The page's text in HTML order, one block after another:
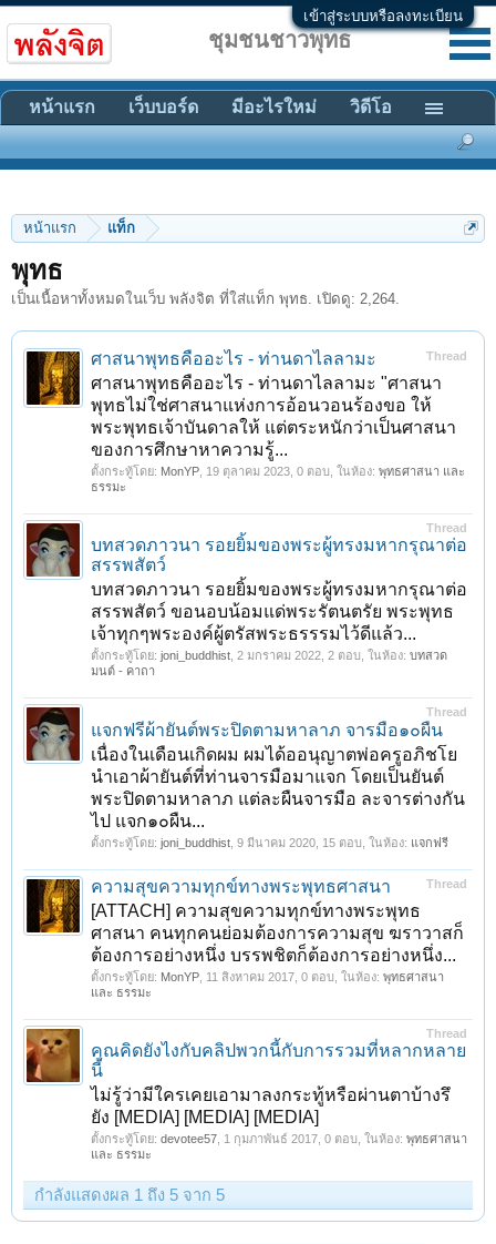
เข้าสู่ระบบหรือลงทะเบียน
หน้าแรก แท็ก
พุทธ
เป็นเนื้อหาทั้งหมดในเว็บ พลังจิต ที่ใส่แท็ก พุทธ. เปิดดู: 2,264.
Thread
ศาสนาพุทธคืออะไร - ท่านดาไลลามะ
ศาสนาพุทธคืออะไร - ท่านดาไลลามะ "ศาสนา
พุทธไม่ใช่ศาสนาแห่งการอ้อนวอนร้องขอ ให้
พระพุทธเจ้าบันดาลให้ แต่ตระหนักว่าเป็นศาสนา
ของการศึกษาหาความรู้...
ตั้งกระทู้โดย: MonYP 19 ตุลาคม 2023 , 0 ตอบ, ในห้อง: พุทธศาสนา และ
ธรรมะ
Thread
บทสวดภาวนา รอยยิ้มของพระผู้ทรงมหากรุณาต่อ
สรรพสัตว์
บทสวดภาวนา รอยยิ้มของพระผู้ทรงมหากรุณาต่อ
สรรพสัตว์ ขอนอบน้อมแด่พระรัตนตรัย พระพุทธ
เจ้าทุกๆพระองค์ผู้ตรัสพระธรรรมไว้ดีแล้ว...
ตั้งกระทู้โดย: joni_buddhist 2 มกราคม 2022 , 2 ตอบ, ในห้อง: บทสวด
มนต์ - คาถา
Thread
แจกฟรีผ้ายันต์พระปิดตามหาลาภ จารมือ๑๐ผืน
เนื่องในเดือนเกิดผม ผมได้ออนุญาตพ่อครูอภิชโย
นำเอาผ้ายันต์ที่ท่านจารมือมาแจก โดยเป็นยันต์
พระปิดตามหาลาภ แต่ละผืนจารมือ ละจารต่างกัน
ไป แจก๑๐ผืน...
ตั้งกระทู้โดย: joni_buddhist 9 มีนาคม 2020 , 15 ตอบ, ในห้อง: แจกฟรี
Thread
ความสุขความทุกข์ทางพระพุทธศาสนา
[ATTACH] ความสุขความทุกข์ทางพระพุทธ
ศาสนา คนทุกคนย่อมต้องการความสุข ฆราวาสก็
ต้องการอย่างหนึ่ง บรรพชิตก็ต้องการอย่างหนึ่ง...
ตั้งกระทู้โดย: MonYP 11 สิงหาคม 2017 , 0 ตอบ, ในห้อง: พุทธศาสนา
และ ธรรมะ
Thread
คุณคิดยังไงกับคลิปพวกนี้กับการรวมที่หลากหลาย
นี้
ไม่รู้ว่ามีใครเคยเอามาลงกระทู้หรือผ่านตาบ้างรึ
ยัง [MEDIA] [MEDIA] [MEDIA]
ตั้งกระทู้โดย: devotee57 1 กุมภาพันธ์ 2017 , 0 ตอบ, ในห้อง: พุทธศาสนา
และ ธรรมะ
กำลังแสดงผล 1 ถึง 5 จาก 5
ชุมชนชาวพุทธ
หน้าแรก เว็บบอร์ด มีอะไรใหม่ วิดีโอ